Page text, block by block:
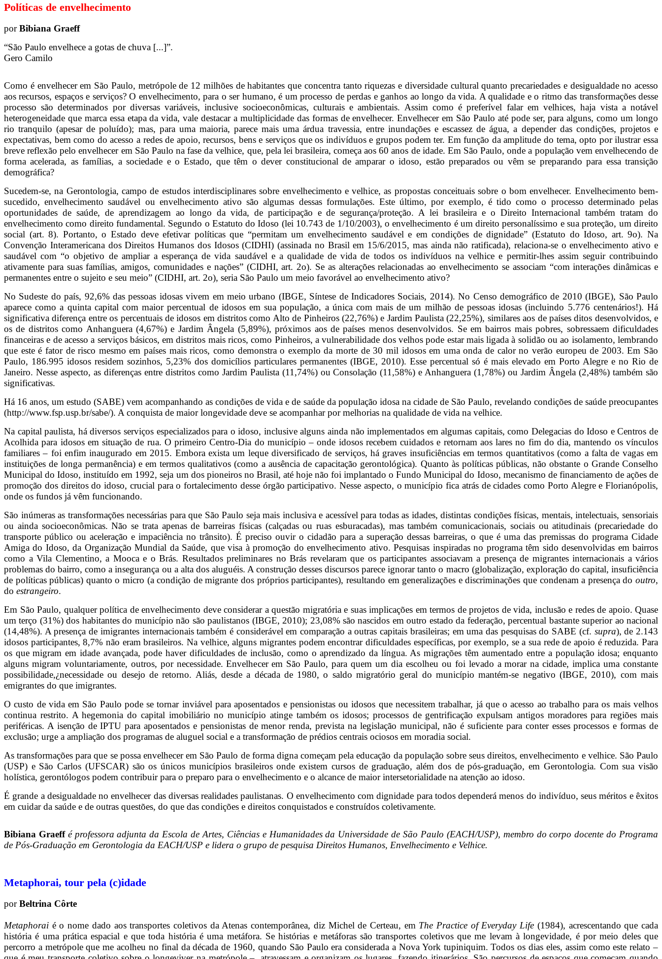
Políticas de envelhecimento
porBibiana Graeff
“São Paulo envelhece a gotas de chuva [...]”.
Gero Camilo
Como é envelhecer em São Paulo, metrópole de 12 milhões de habitantes que concentra tanto riquezas e diversidade cultural quanto precariedades e desigualdade no acesso
aos recursos, espaços e serviços? O envelhecimento, para o ser humano, é um processo de perdas e ganhos ao longo da vida. A qualidade e o ritmo das transformações desse
processo são determinados por diversas variáveis, inclusive socioeconômicas, culturais e ambientais. Assim como é preferível falar em velhices, haja vista a notável
heterogeneidade que marca essa etapa da vida, vale destacar a multiplicidade das formas de envelhecer. Envelhecer em São Paulo até pode ser, para alguns, como um longo
rio tranquilo (apesar de poluído); mas, para uma maioria, parece mais uma árdua travessia, entre inundações e escassez de água, a depender das condições, projetos e
expectativas, bem como do acesso a redes de apoio, recursos, bens e serviços que os indivíduos e grupos podem ter. Em função da amplitude do tema, opto por ilustrar essa
breve reflexão pelo envelhecer em São Paulo na fase da velhice, que, pela lei brasileira, começa aos 60 anos de idade. Em São Paulo, onde a população vem envelhecendo de
forma acelerada, as famílias, a sociedade e o Estado, que têm o dever constitucional de amparar o idoso, estão preparados ou vêm se preparando para essa transição
demográfica?
Sucedem-se, na Gerontologia, campo de estudos interdisciplinares sobre envelhecimento e velhice, as propostas conceituais sobre o bom envelhecer. Envelhecimento bem-
sucedido, envelhecimento saudável ou envelhecimento ativo são algumas dessas formulações. Este último, por exemplo, é tido como o processo determinado pelas
oportunidades de saúde, de aprendizagem ao longo da vida, de participação e de segurança/proteção. A lei brasileira e o Direito Internacional também tratam do
envelhecimento como direito fundamental. Segundo o Estatuto do Idoso (lei 10.743 de 1/10/2003), o envelhecimento é um direito personalíssimo e sua proteção, um direito
social (art. 8). Portanto, o Estado deve efetivar políticas que “permitam um envelhecimento saudável e em condições de dignidade” (Estatuto do Idoso, art. 9o). Na
Convenção Interamericana dos Direitos Humanos dos Idosos (CIDHI) (assinada no Brasil em 15/6/2015, mas ainda não ratificada), relaciona-se o envelhecimento ativo e
saudável com “o objetivo de ampliar a esperança de vida saudável e a qualidade de vida de todos os indivíduos na velhice e permitir-lhes assim seguir contribuindo
ativamente para suas famílias, amigos, comunidades e nações” (CIDHI, art. 2o). Se as alterações relacionadas ao envelhecimento se associam “com interações dinâmicas e
permanentes entre o sujeito e seu meio” (CIDHI, art. 2o), seria São Paulo um meio favorável ao envelhecimento ativo?
No Sudeste do país, 92,6% das pessoas idosas vivem em meio urbano (IBGE, Síntese de Indicadores Sociais, 2014). No Censo demográfico de 2010 (IBGE), São Paulo
aparece como a quinta capital com maior percentual de idosos em sua população, a única com mais de um milhão de pessoas idosas (incluindo 5.776 centenários!). Há
significativa diferença entre os percentuais de idosos em distritos como Alto de Pinheiros (22,76%) e Jardim Paulista (22,25%), similares aos de países ditos desenvolvidos, e
os de distritos como Anhanguera (4,67%) e Jardim Ângela (5,89%), próximos aos de países menos desenvolvidos. Se em bairros mais pobres, sobressaem dificuldades
financeiras e de acesso a serviços básicos, em distritos mais ricos, como Pinheiros, a vulnerabilidade dos velhos pode estar mais ligada à solidão ou ao isolamento, lembrando
que este é fator de risco mesmo em países mais ricos, como demonstra o exemplo da morte de 30 mil idosos em uma onda de calor no verão europeu de 2003. Em São
Paulo, 186.995 idosos residem sozinhos, 5,23% dos domicílios particulares permanentes (IBGE, 2010). Esse percentual só é mais elevado em Porto Alegre e no Rio de
Janeiro. Nesse aspecto, as diferenças entre distritos como Jardim Paulista (11,74%) ou Consolação (11,58%) e Anhanguera (1,78%) ou Jardim Ângela (2,48%) também são
significativas.
Há 16 anos, um estudo (SABE) vem acompanhando as condições de vida e de saúde da população idosa na cidade de São Paulo, revelando condições de saúde preocupantes
(http://www.fsp.usp.br/sabe/). A conquista de maior longevidade deve se acompanhar por melhorias na qualidade de vida na velhice.
Na capital paulista, há diversos serviços especializados para o idoso, inclusive alguns ainda não implementados em algumas capitais, como Delegacias do Idoso e Centros de
Acolhida para idosos em situação de rua. O primeiro Centro-Dia do município – onde idosos recebem cuidados e retornam aos lares no fim do dia, mantendo os vínculos
familiares – foi enfim inaugurado em 2015. Embora exista um leque diversificado de serviços, há graves insuficiências em termos quantitativos (como a falta de vagas em
instituições de longa permanência) e em termos qualitativos (como a ausência de capacitação gerontológica). Quanto às políticas públicas, não obstante o Grande Conselho
Municipal do Idoso, instituído em 1992, seja um dos pioneiros no Brasil, até hoje não foi implantado o Fundo Municipal do Idoso, mecanismo de financiamento de ações de
promoção dos direitos do idoso, crucial para o fortalecimento desse órgão participativo. Nesse aspecto, o município fica atrás de cidades como Porto Alegre e Florianópolis,
onde os fundos já vêm funcionando.
São inúmeras as transformações necessárias para que São Paulo seja mais inclusiva e acessível para todas as idades, distintas condições físicas, mentais, intelectuais, sensoriais
ou ainda socioeconômicas. Não se trata apenas de barreiras físicas (calçadas ou ruas esburacadas), mas também comunicacionais, sociais ou atitudinais (precariedade do
transporte público ou aceleração e impaciência no trânsito). É preciso ouvir o cidadão para a superação dessas barreiras, o que é uma das premissas do programa Cidade
Amiga do Idoso, da Organização Mundial da Saúde, que visa à promoção do envelhecimento ativo. Pesquisas inspiradas no programa têm sido desenvolvidas em bairros
como a Vila Clementino, a Mooca e o Brás. Resultados preliminares no Brás revelaram que os participantes associavam a presença de migrantes internacionais a vários
problemas do bairro, como a insegurança ou a alta dos aluguéis. A construção desses discursos parece ignorar tanto o macro (globalização, exploração do capital, insuficiência
de políticas públicas) quanto o micro (a condição de migrante dos próprios participantes), resultando em generalizações e discriminações que condenam a presença do outro,
do estrangeiro.
Em São Paulo, qualquer política de envelhecimento deve considerar a questão migratória e suas implicações em termos de projetos de vida, inclusão e redes de apoio. Quase
um terço (31%) dos habitantes do município não são paulistanos (IBGE, 2010); 23,08% são nascidos em outro estado da federação, percentual bastante superior ao nacional
(14,48%). A presença de imigrantes internacionais também é considerável em comparação a outras capitais brasileiras; em uma das pesquisas do SABE (cf. supra), de 2.143
idosos participantes, 8,7% não eram brasileiros. Na velhice, alguns migrantes podem encontrar dificuldades específicas, por exemplo, se a sua rede de apoio é reduzida. Para
os que migram em idade avançada, pode haver dificuldades de inclusão, como o aprendizado da língua. As migrações têm aumentado entre a população idosa; enquanto
alguns migram voluntariamente, outros, por necessidade. Envelhecer em São Paulo, para quem um dia escolheu ou foi levado a morar na cidade, implica uma constante
possibilidade,¿necessidade ou desejo de retorno. Aliás, desde a década de 1980, o saldo migratório geral do município mantém-se negativo (IBGE, 2010), com mais
emigrantes do que imigrantes.
O custo de vida em São Paulo pode se tornar inviável para aposentados e pensionistas ou idosos que necessitem trabalhar, já que o acesso ao trabalho para os mais velhos
continua restrito. A hegemonia do capital imobiliário no município atinge também os idosos; processos de gentrificação expulsam antigos moradores para regiões mais
periféricas. A isenção de IPTU para aposentados e pensionistas de menor renda, prevista na legislação municipal, não é suficiente para conter esses processos e formas de
exclusão; urge a ampliação dos programas de aluguel social e a transformação de prédios centrais ociosos em moradia social.
As transformações para que se possa envelhecer em São Paulo de forma digna começam pela educação da população sobre seus direitos, envelhecimento e velhice. São Paulo
(USP) e São Carlos (UFSCAR) são os únicos municípios brasileiros onde existem cursos de graduação, além dos de pós-graduação, em Gerontologia. Com sua visão
holística, gerontólogos podem contribuir para o preparo para o envelhecimento e o alcance de maior intersetorialidade na atenção ao idoso.
É grande a desigualdade no envelhecer das diversas realidades paulistanas. O envelhecimento com dignidade para todos dependerá menos do indivíduo, seus méritos e êxitos
em cuidar da saúde e de outras questões, do que das condições e direitos conquistados e construídos coletivamente.
Bibiana Graeffé professora adjunta da Escola de Artes, Ciências e Humanidades da Universidade de São Paulo (EACH/USP), membro do corpo docente do Programa
de Pós-Graduação em Gerontologia da EACH/USP e lidera o grupo de pesquisa Direitos Humanos, Envelhecimento e Velhice.
Metaphorai, tour pela (c)idade
porBeltrina Côrte
Metaphorai é o nome dado aos transportes coletivos da Atenas contemporânea, diz Michel de Certeau, em The Practice of Everyday Life (1984), acrescentando que cada
história é uma prática espacial e que toda história é uma metáfora. Se histórias e metáforas são transportes coletivos que me levam à longevidade, é por meio deles que
percorro a metrópole que me acolheu no final da década de 1960, quando São Paulo era considerada a Nova York tupiniquim. Todos os dias eles, assim como este relato –